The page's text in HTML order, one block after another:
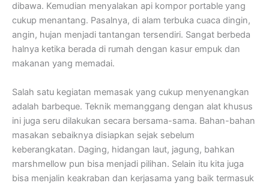
dibawa. Kemudian menyalakan api kompor portable yang
cukup menantang. Pasalnya, di alam terbuka cuaca dingin,
angin, hujan menjadi tantangan tersendiri. Sangat berbeda
halnya ketika berada di rumah dengan kasur empuk dan
makanan yang memadai.
Salah satu kegiatan memasak yang cukup menyenangkan
adalah barbeque. Teknik memanggang dengan alat khusus
ini juga seru dilakukan secara bersama-sama. Bahan-bahan
masakan sebaiknya disiapkan sejak sebelum
keberangkatan. Daging, hidangan laut, jagung, bahkan
marshmellow pun bisa menjadi pilihan. Selain itu kita juga
bisa menjalin keakraban dan kerjasama yang baik termasuk